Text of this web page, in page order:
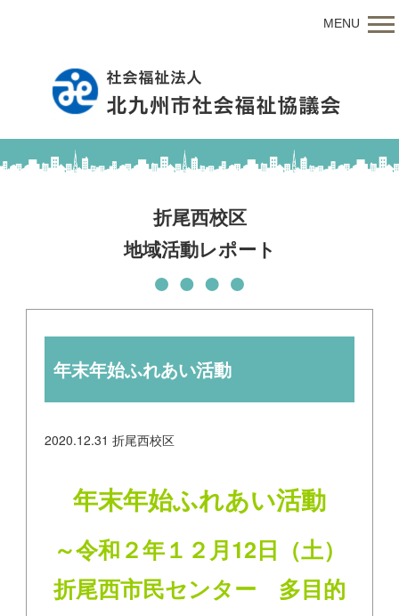
MENU
折尾西校区
地域活動レポート
年末年始ふれあい活動
2020.12.31 折尾西校区
年末年始ふれあい活動
～令和２年１２月12日（土）
折尾西市民センター 多目的